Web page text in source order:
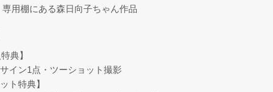
用棚にある森日向子ちゃん作品
典】
イン1点・ツーショット撮影
ト特典】